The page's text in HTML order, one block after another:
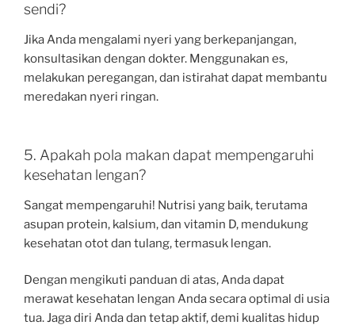
sendi?
Jika Anda mengalami nyeri yang berkepanjangan,
konsultasikan dengan dokter. Menggunakan es,
melakukan peregangan, dan istirahat dapat membantu
meredakan nyeri ringan.
5. Apakah pola makan dapat mempengaruhi
kesehatan lengan?
Sangat mempengaruhi! Nutrisi yang baik, terutama
asupan protein, kalsium, dan vitamin D, mendukung
kesehatan otot dan tulang, termasuk lengan.
Dengan mengikuti panduan di atas, Anda dapat
merawat kesehatan lengan Anda secara optimal di usia
tua. Jaga diri Anda dan tetap aktif, demi kualitas hidup